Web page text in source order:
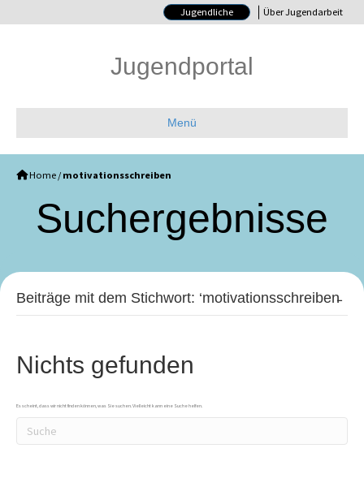
Jugendliche Über Jugendarbeit
Jugendportal
Menü
Home / motivationsschreiben
Such­ergebnisse
Beiträge mit dem Stichwort: ‘motivationsschreiben̵
Nichts gefunden
Es scheint, dass wir nicht finden können, was Sie suchen. Vielleicht kann eine Suche helfen.